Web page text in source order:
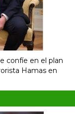
confíe en el plan
Hamas en